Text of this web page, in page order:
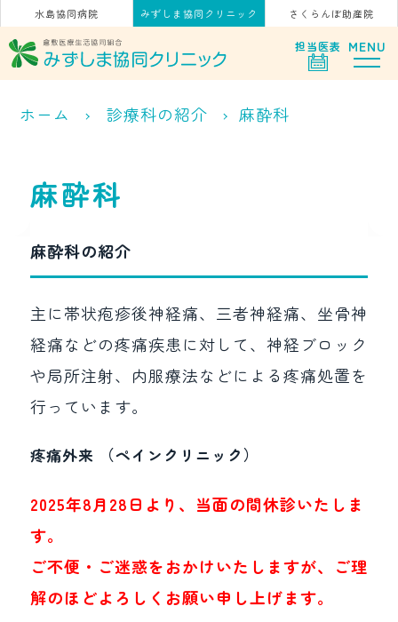
水島協同病院 みずしま協同クリニック さくらんぼ助産院
担当医表 MENU
ホーム 診療科の紹介 麻酔科
麻酔科
麻酔科の紹介
主に帯状疱疹後神経痛、三者神経痛、坐骨神
経痛などの疼痛疾患に対して、神経ブロック
や局所注射、内服療法などによる疼痛処置を
行っています。
疼痛外来 （ペインクリニック）
2025年8月28日より、当面の間休診いたしま
す。
ご不便・ご迷惑をおかけいたしますが、ご理
解のほどよろしくお願い申し上げます。